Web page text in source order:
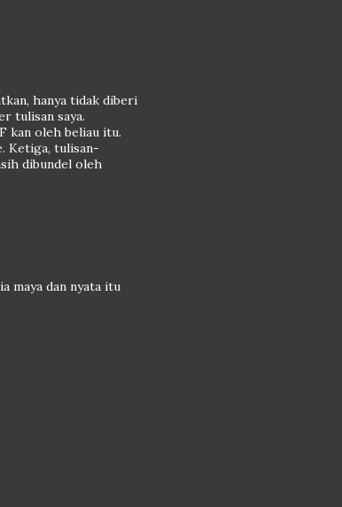
hanya tidak diberi
tulisan saya.
kan oleh beliau itu.
Ketiga, tulisan-
dibundel oleh
maya dan nyata itu